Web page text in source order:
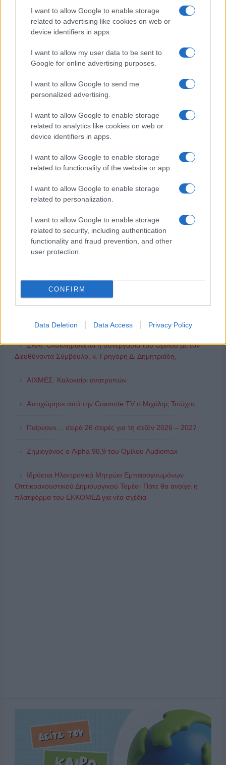
I want to allow Google to enable storage
related to advertising like cookies on web or
device identifiers in apps.
I want to allow my user data to be sent to
Google for online advertising purposes.
I want to allow Google to send me
personalized advertising.
I want to allow Google to enable storage
related to analytics like cookies on web or
device identifiers in apps.
I want to allow Google to enable storage
related to functionality of the website or app.
I want to allow Google to enable storage
related to personalization.
I want to allow Google to enable storage
related to security, including authentication
functionality and fraud prevention, and other
user protection.
CONFIRM
Data Deletion Data Access Privacy Policy
ΑΙΧΜΕΣ: Και άλλες αποχωρήσεις και άλλες συμφωνίες
Συζητήσεις για τη λήξη της συνεργασίας
ΣΚΑΪ: Ολοκληρώνεται η συνεργασία του Ομίλου με τον
Διευθύνοντα Σύμβουλο, κ. Γρηγόρη Δ. Δημητριάδη,
ΑΙΧΜΕΣ: Καλοκαίρι ανατροπών
Αποχώρησε από την Cosmote TV o Μιχάλης Τσώχος
Παίρνουν… σειρά 26 σειρές για τη σεζόν 2026 – 2027
Ζημιογόνος ο Alpha 98,9 του Ομίλου Audiomax
Ιδρύεται Ηλεκτρονικό Μητρώο Εμπειρογνωμόνων
Οπτικοακουστικού Δημιουργικού Τομέα- Πότε θα ανοίγει η
πλατφόρμα του ΕΚΚΟΜΕΔ για νέα σχέδια